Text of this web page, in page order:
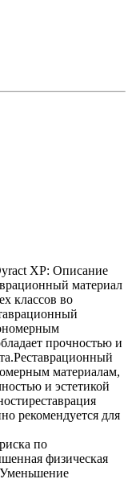
XP: Описание
материал
классов во
прочностью и
материалам,
и эстетикой
рекомендуется для
по
физическая